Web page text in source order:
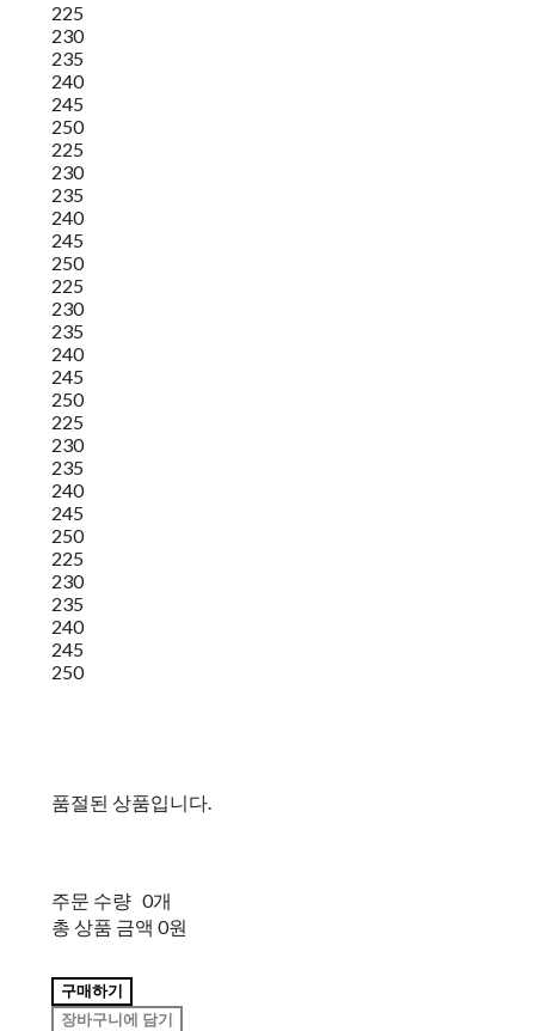
225
230
235
240
245
250
225
230
235
240
245
250
225
230
235
240
245
250
225
230
235
240
245
250
225
230
235
240
245
250
품절된 상품입니다.
주문 수량 0개
총 상품 금액 0원
구매하기
장바구니에 담기